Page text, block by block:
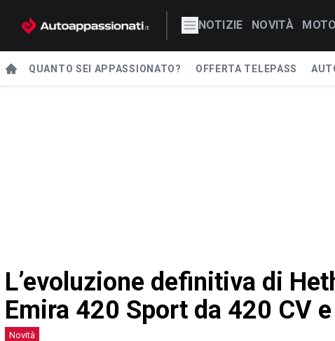
NOTIZIE NOVITÀ
QUANTO SEI APPASSIONATO? OFFERTA TELEPASS
L’evoluzione definitiva di
Emira 420 Sport da 420 CV
Novità